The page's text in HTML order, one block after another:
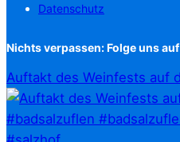
Datenschutz
Nichts verpassen: Folge uns
Auftakt des Weinfests auf